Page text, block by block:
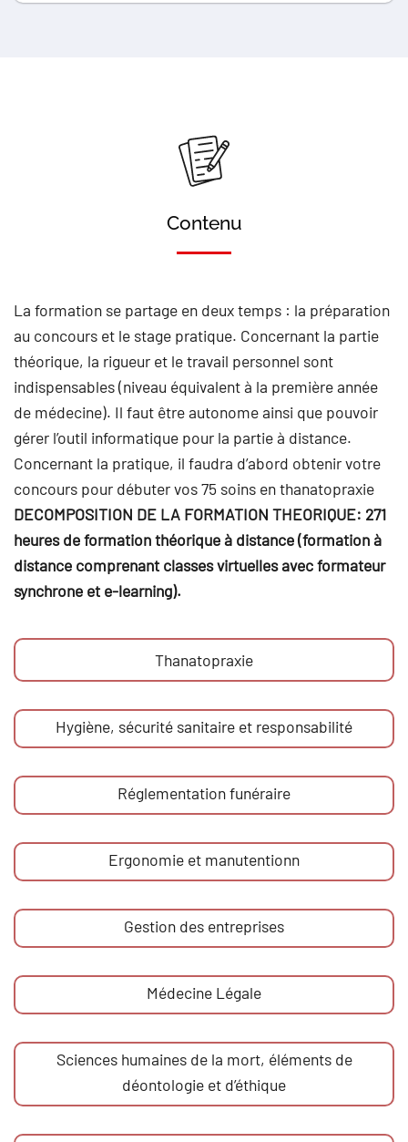
Contenu
La formation se partage en deux temps : la préparation
au concours et le stage pratique. Concernant la partie
théorique, la rigueur et le travail personnel sont
indispensables (niveau équivalent à la première année
de médecine). Il faut être autonome ainsi que pouvoir
gérer l’outil informatique pour la partie à distance.
Concernant la pratique, il faudra d’abord obtenir votre
concours pour débuter vos 75 soins en thanatopraxie
DECOMPOSITION DE LA FORMATION THEORIQUE: 271
heures de formation théorique à distance (formation à
distance comprenant classes virtuelles avec formateur
synchrone et e-learning).
Thanatopraxie
Hygiène, sécurité sanitaire et responsabilité
Réglementation funéraire
Ergonomie et manutentionn
Gestion des entreprises
Médecine Légale
Sciences humaines de la mort, éléments de
déontologie et d’éthique